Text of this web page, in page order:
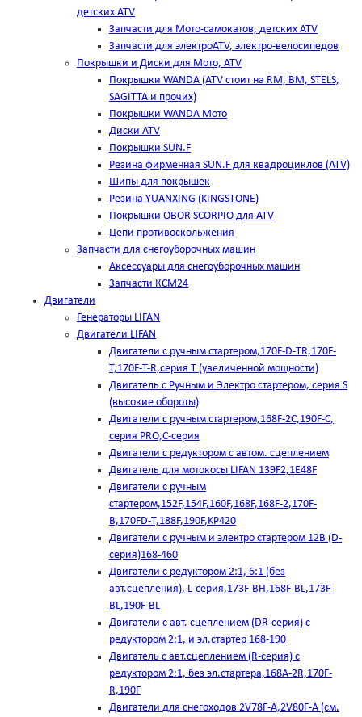
детских ATV
Запчасти для Мото-самокатов, детских ATV
Запчасти для электроATV, электро-велосипедов
Покрышки и Диски для Мото, ATV
Покрышки WANDA (АТV стоит на RM, BM, STELS,
SAGITTA и прочих)
Покрышки WANDA Мото
Диски ATV
Покрышки SUN.F
Резина фирменная SUN.F для квадроциклов (АТV)
Шипы для покрышек
Резина YUANXING (KINGSTONE)
Покрышки OBOR SCORPIO для ATV
Цепи противоскольжения
Запчасти для снегоуборочных машин
Аксессуары для снегоуборочных машин
Запчасти КСМ24
Двигатели
Генераторы LIFAN
Двигатели LIFAN
Двигатели с ручным стартером,170F-D-TR,170F-
T,170F-T-R,серия Т (увеличенной мощности)
Двигатель с Ручным и Электро стартером, серия S
(высокие обороты)
Двигатели с ручным стартером,168F-2C,190F-C,
серия PRO,C-серия
Двигатели с редуктором с автом. сцеплением
Двигатель для мотокосы LIFAN 139F2,1E48F
Двигатели с ручным
стартером,152F,154F,160F,168F,168F-2,170F-
B,170FD-T,188F,190F,KP420
Двигатели с ручным и электро стартером 12В (D-
серия)168-460
Двигатели с редуктором 2:1, 6:1 (без
авт.сцепления), L-серия,173F-BH,168F-BL,173F-
BL,190F-BL
Двигатели с авт. сцеплением (DR-серия) с
редуктором 2:1, и эл.стартер 168-190
Двигатель с авт.сцеплением (R-серия) с
редуктором 2:1, без эл.стартера,168А-2R,170F-
R,190F
Двигатели для снегоходов 2V78F-A,2V80F-A (см.